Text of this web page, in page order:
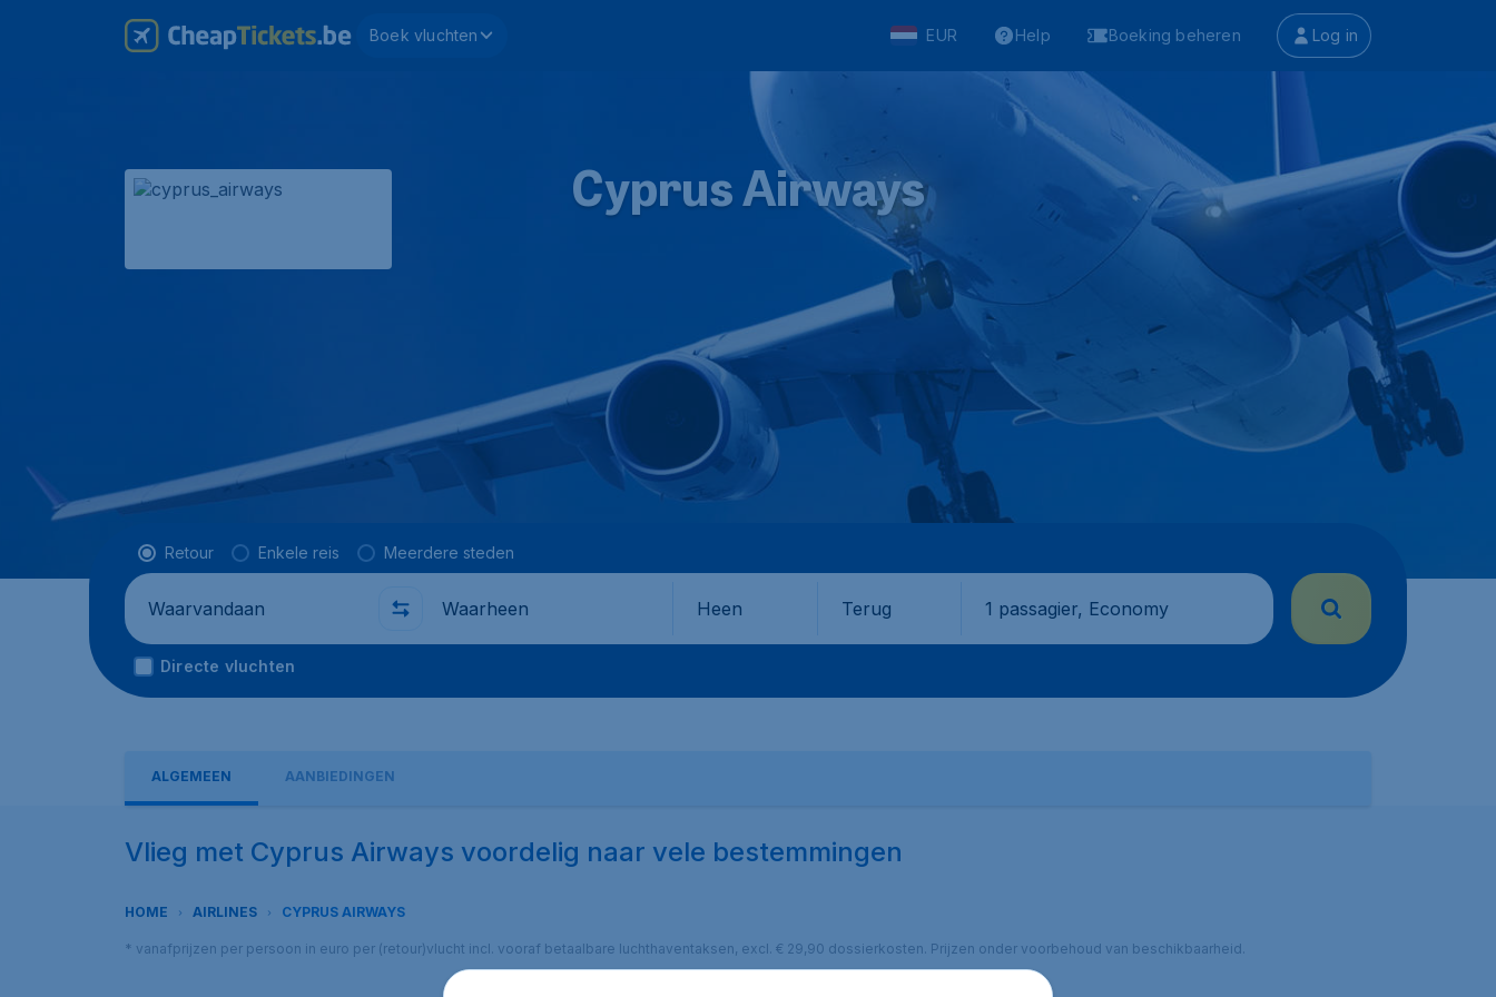
Boek vluchten EUR Help Boeking beheren Log in
Cyprus Airways
Vluchttype
Retour Enkele reis Meerdere steden
Waarvandaan Waarheen Heen Terug 1 passagier, Economy
Directe vluchten
ALGEMEEN AANBIEDINGEN
Vlieg met Cyprus Airways voordelig naar vele bestemmingen
HOME AIRLINES CYPRUS AIRWAYS
* vanafprijzen per persoon in euro per (retour)vlucht incl. vooraf betaalbare luchthaventaksen, excl. € 29,90 dossierkosten. Prijzen onder voorbehoud van beschikbaarheid.